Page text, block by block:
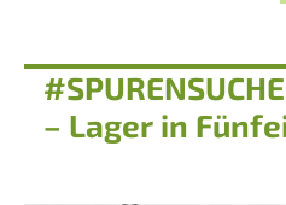
– Lager in